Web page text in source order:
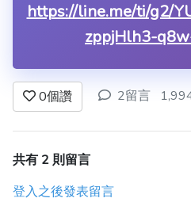
https://line.me/ti/g2/
zppjHlh3-
0個讚 2留言
共有 2 則留言
登入之後發表留言